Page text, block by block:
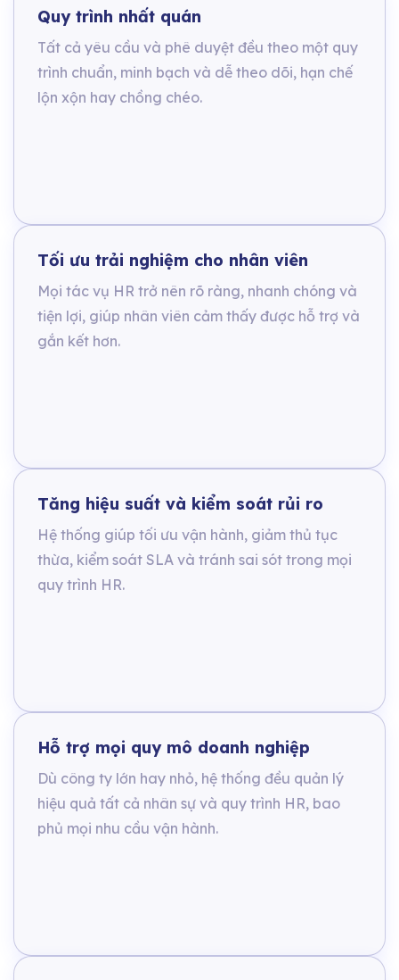
Quy trình nhất quán
Tất cả yêu cầu và phê duyệt đều theo một quy
trình chuẩn, minh bạch và dễ theo dõi, hạn chế
lộn xộn hay chồng chéo.
Tối ưu trải nghiệm cho nhân viên
Mọi tác vụ HR trở nên rõ ràng, nhanh chóng và
tiện lợi, giúp nhân viên cảm thấy được hỗ trợ và
gắn kết hơn.
Tăng hiệu suất và kiểm soát rủi ro
Hệ thống giúp tối ưu vận hành, giảm thủ tục
thừa, kiểm soát SLA và tránh sai sót trong mọi
quy trình HR.
Hỗ trợ mọi quy mô doanh nghiệp
Dù công ty lớn hay nhỏ, hệ thống đều quản lý
hiệu quả tất cả nhân sự và quy trình HR, bao
phủ mọi nhu cầu vận hành.